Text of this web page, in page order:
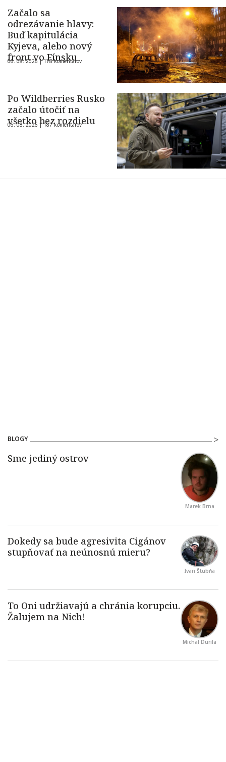
Začalo sa
odrezávanie hlavy:
Buď kapitulácia
Kyjeva, alebo nový
front vo Fínsku
06. 08. 2026 |178 komentárov
Po Wildberries Rusko
začalo útočiť na
všetko bez rozdielu
06. 08. 2026 |187 komentárov
BLOGY
Marek Brna
Ivan Štubňa
Michal Durila